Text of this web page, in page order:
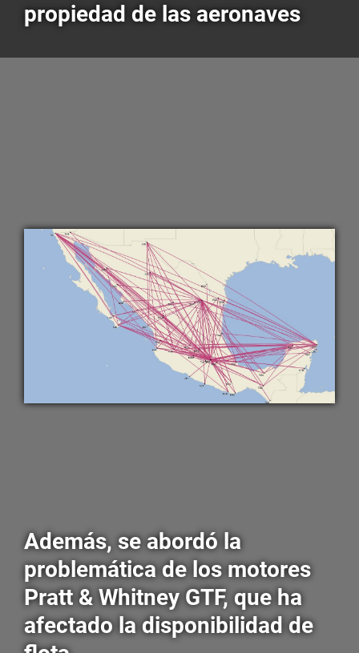
propiedad de las aeronaves
Además, se abordó la
problemática de los motores
Pratt & Whitney GTF, que ha
afectado la disponibilidad de